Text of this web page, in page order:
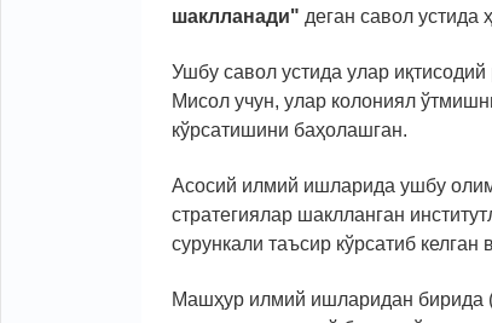
шаклланади" деган савол устида
Ушбу савол устида улар
Мисол учун, улар колониял
кўрсатишини баҳолашган.
Асосий илмий ишларида ушбу
стратегиялар шаклланган
сурункали таъсир кўрсатиб келган
Машҳур илмий ишларидан бирида